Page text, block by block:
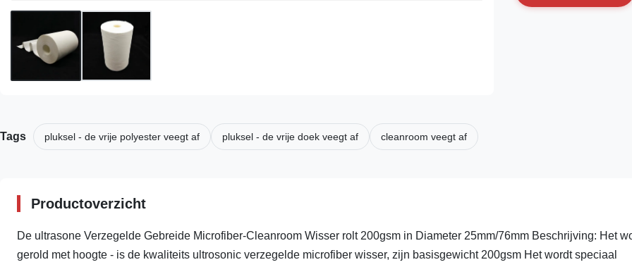
Tags pluksel - de vrije polyester veegt af pluksel - de vrije doek veegt af cleanroom veegt af
Productoverzicht
De ultrasone Verzegelde Gebreide Microfiber-Cleanroom Wisser rolt 200gsm in Diameter 25mm/76mm Beschrijving: Het
gerold met hoogte - is de kwaliteits ultrosonic verzegelde microfiber wisser, zijn basisgewicht 200gsm Het wordt speciaal